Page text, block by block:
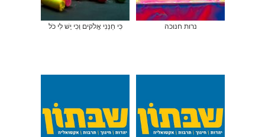
נרות חנוכה כִּי חַנַּנִי אֱלֹקים וְכִי יֶשׁ לִי כֹל